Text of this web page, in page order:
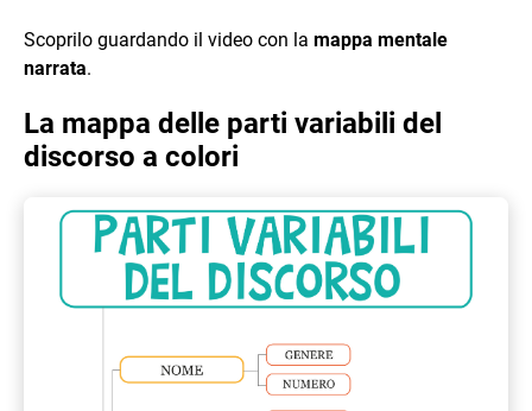
Scoprilo guardando il video con la mappa mentale
narrata.
La mappa delle parti variabili del
discorso a colori